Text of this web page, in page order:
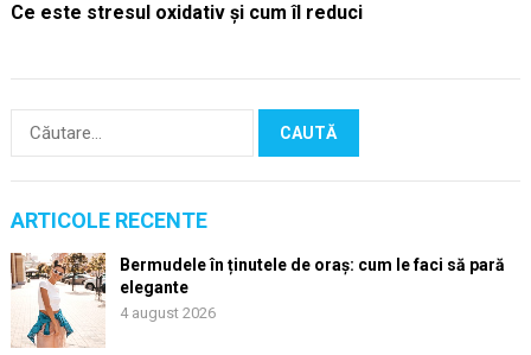
Ce este stresul oxidativ și cum îl reduci
Caută
ARTICOLE RECENTE
Bermudele în ținutele de oraș: cum le faci să pară
elegante
4 august 2026